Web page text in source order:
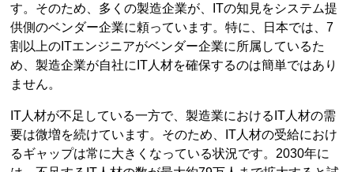
す。そのため、多くの製造企業が、ITの知見をシステム提
供側のベンダー企業に頼っています。特に、日本では、7
割以上のITエンジニアがベンダー企業に所属しているた
め、製造企業が自社にIT人材を確保するのは簡単ではあり
ません。
IT人材が不足している一方で、製造業におけるIT人材の需
要は微増を続けています。そのため、IT人材の受給におけ
るギャップは常に大きくなっている状況です。2030年に